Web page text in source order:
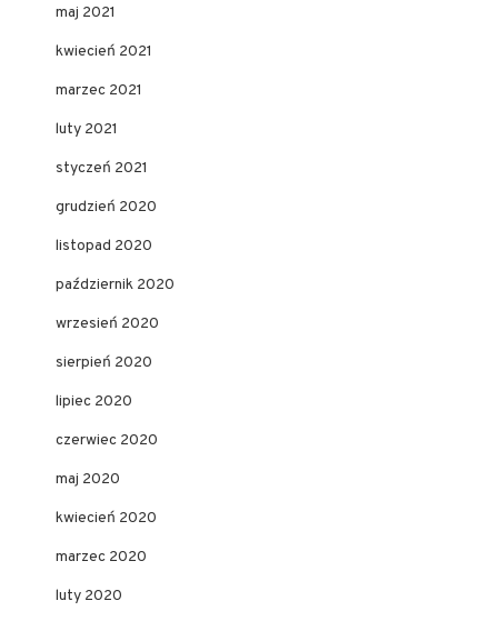
maj 2021
kwiecień 2021
marzec 2021
luty 2021
styczeń 2021
grudzień 2020
listopad 2020
październik 2020
wrzesień 2020
sierpień 2020
lipiec 2020
czerwiec 2020
maj 2020
kwiecień 2020
marzec 2020
luty 2020